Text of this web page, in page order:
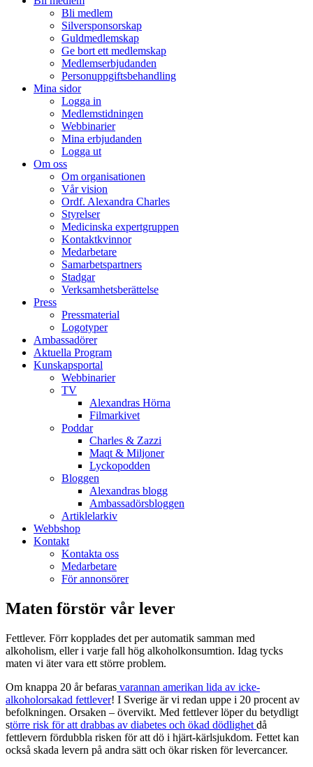
Bli medlem
Silversponsorskap
Guldmedlemskap
Ge bort ett medlemskap
Medlemserbjudanden
Personuppgiftsbehandling
Mina sidor
Logga in
Medlemstidningen
Webbinarier
Mina erbjudanden
Logga ut
Om oss
Om organisationen
Vår vision
Ordf. Alexandra Charles
Styrelser
Medicinska expertgruppen
Kontaktkvinnor
Medarbetare
Samarbetspartners
Stadgar
Verksamhetsberättelse
Press
Pressmaterial
Logotyper
Ambassadörer
Aktuella Program
Kunskapsportal
Webbinarier
TV
Alexandras Hörna
Filmarkivet
Poddar
Charles & Zazzi
Maqt & Miljoner
Lyckopodden
Bloggen
Alexandras blogg
Ambassadörsbloggen
Artiklelarkiv
Webbshop
Kontakt
Kontakta oss
Medarbetare
För annonsörer
Maten förstör vår lever
Fettlever. Förr kopplades det per automatik samman med
alkoholism, eller i varje fall hög alkoholkonsumtion. Idag tycks
maten vi äter vara ett större problem.
Om knappa 20 år befaras varannan amerikan lida av icke-
alkoholorsakad fettlever! I Sverige är vi redan uppe i 20 procent av
befolkningen. Orsaken – övervikt. Med fettlever löper du betydligt
större risk för att drabbas av diabetes och ökad dödlighet då
fettlevern fördubbla risken för att dö i hjärt-kärlsjukdom. Fettet kan
också skada levern på andra sätt och ökar risken för levercancer.